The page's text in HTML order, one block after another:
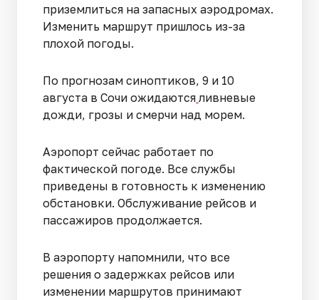
приземлиться на запасных аэродромах.
Изменить маршрут пришлось из-за
плохой погоды.
По прогнозам синоптиков, 9 и 10
августа в Сочи ожидаются ливневые
дожди, грозы и смерчи над морем.
Аэропорт сейчас работает по
фактической погоде. Все службы
приведены в готовность к изменению
обстановки. Обслуживание рейсов и
пассажиров продолжается.
В аэропорту напомнили, что все
решения о задержках рейсов или
изменении маршрутов принимают